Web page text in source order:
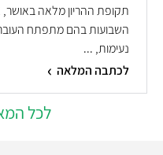
תקופת ההריון מלאה
השבועות בהם מתפתח
נעימות, ...
לכתבה המלאה
לכל